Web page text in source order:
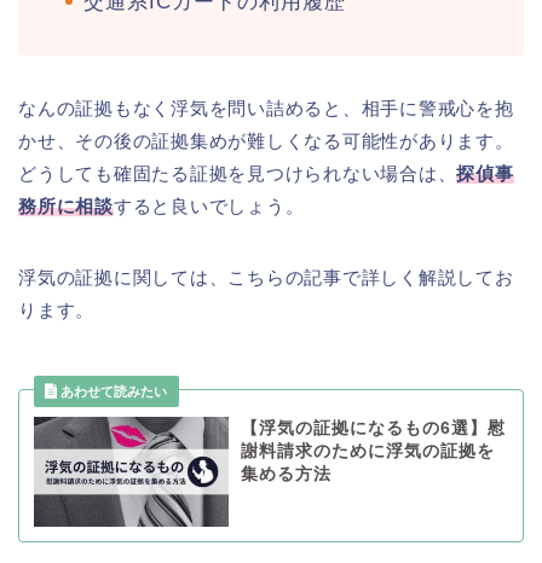
なんの証拠もなく浮気を問い詰めると、相手に警戒心を抱
かせ、その後の証拠集めが難しくなる可能性があります。
どうしても確固たる証拠を見つけられない場合は、探偵事
務所に相談すると良いでしょう。
浮気の証拠に関しては、こちらの記事で詳しく解説してお
ります。
【浮気の証拠になるもの6選】慰
謝料請求のために浮気の証拠を
集める方法